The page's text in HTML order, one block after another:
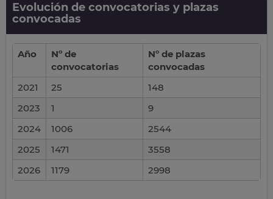
Evolución de convocatorias y plazas
convocadas
Año
Nº de
convocatorias
Nº de plazas
convocadas
2021
25
148
2023
1
9
2024
1006
2544
2025
1471
3558
2026
1179 2998